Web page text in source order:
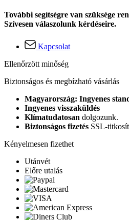
További segítségre van szüksége
Szívesen válaszolunk kérdéseire.
Kapcsolat
Ellenőrzött minőség
Biztonságos és megbízható vásárlás
Magyarország: Ingyenes
Ingyenes visszaküldés
Klímatudatosan dolgozunk.
Biztonságos fizetés SSL-
Kényelmesen fizethet
Utánvét
Előre utalás